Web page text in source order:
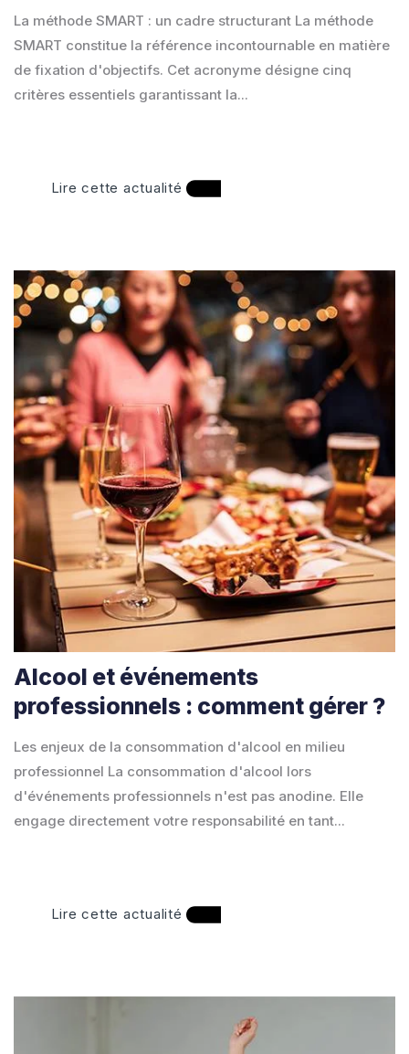
La méthode SMART : un cadre structurant La méthode
SMART constitue la référence incontournable en matière
de fixation d'objectifs. Cet acronyme désigne cinq
critères essentiels garantissant la...
Lire cette actualité
Alcool et événements
professionnels : comment gérer ?
Les enjeux de la consommation d'alcool en milieu
professionnel La consommation d'alcool lors
d'événements professionnels n'est pas anodine. Elle
engage directement votre responsabilité en tant...
Lire cette actualité